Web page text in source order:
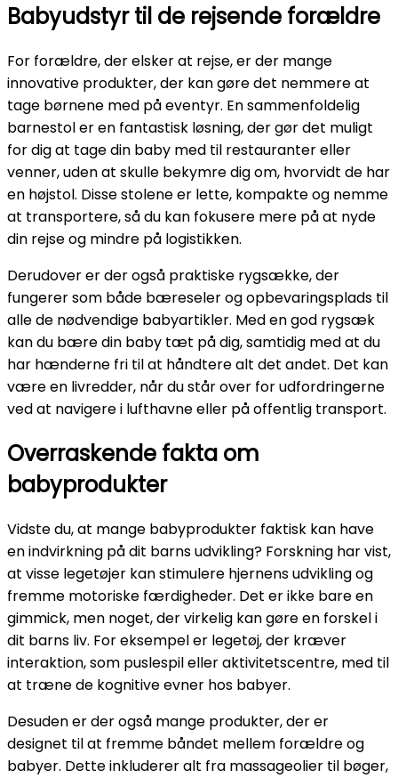
Babyudstyr til de rejsende forældre
For forældre, der elsker at rejse, er der mange
innovative produkter, der kan gøre det nemmere at
tage børnene med på eventyr. En sammenfoldelig
barnestol er en fantastisk løsning, der gør det muligt
for dig at tage din baby med til restauranter eller
venner, uden at skulle bekymre dig om, hvorvidt de har
en højstol. Disse stolene er lette, kompakte og nemme
at transportere, så du kan fokusere mere på at nyde
din rejse og mindre på logistikken.
Derudover er der også praktiske rygsække, der
fungerer som både bæreseler og opbevaringsplads til
alle de nødvendige babyartikler. Med en god rygsæk
kan du bære din baby tæt på dig, samtidig med at du
har hænderne fri til at håndtere alt det andet. Det kan
være en livredder, når du står over for udfordringerne
ved at navigere i lufthavne eller på offentlig transport.
Overraskende fakta om
babyprodukter
Vidste du, at mange babyprodukter faktisk kan have
en indvirkning på dit barns udvikling? Forskning har vist,
at visse legetøjer kan stimulere hjernens udvikling og
fremme motoriske færdigheder. Det er ikke bare en
gimmick, men noget, der virkelig kan gøre en forskel i
dit barns liv. For eksempel er legetøj, der kræver
interaktion, som puslespil eller aktivitetscentre, med til
at træne de kognitive evner hos babyer.
Desuden er der også mange produkter, der er
designet til at fremme båndet mellem forældre og
babyer. Dette inkluderer alt fra massageolier til bøger,